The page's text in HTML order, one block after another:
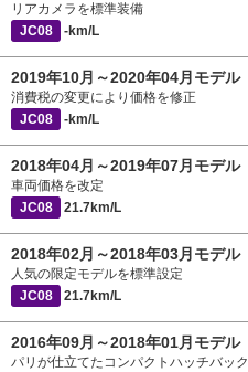
リアカメラを標準装備
JC08
-km/L
2019年10月～2020年04月モデル
消費税の変更により価格を修正
JC08
-km/L
2018年04月～2019年07月モデル
車両価格を改定
JC08
21.7km/L
2018年02月～2018年03月モデル
人気の限定モデルを標準設定
JC08
21.7km/L
2016年09月～2018年01月モデル
パリが仕立てたコンパクトハッチバック